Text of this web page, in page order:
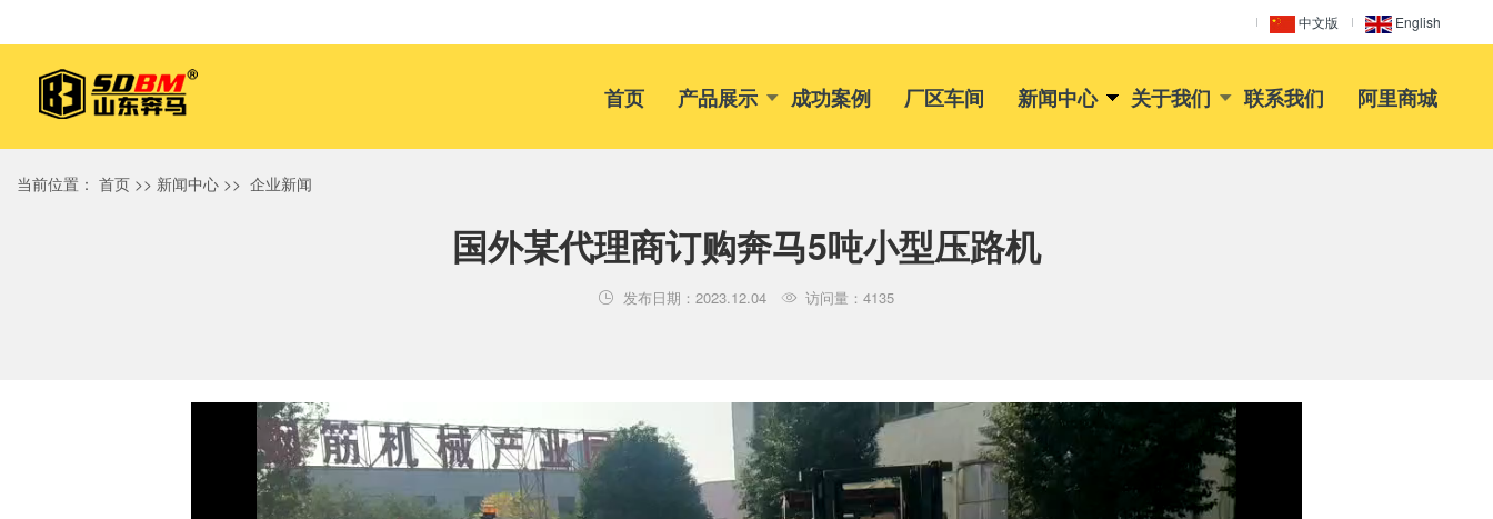
中文版 English
首页 产品展示 成功案例 厂区车间 新闻中心 关于我们 联系我们 阿里商城
当前位置： 首页 >> 新闻中心 >> 企业新闻
国外某代理商订购奔马5吨小型压路机
 发布日期：2023.12.04  访问量：4135